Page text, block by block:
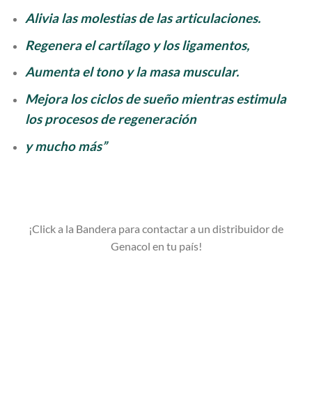
Alivia las molestias de las articulaciones.
Regenera el cartílago y los ligamentos,
Aumenta el tono y la masa muscular.
Mejora los ciclos de sueño mientras estimula
los procesos de regeneración
y mucho más”
¡Click a la Bandera para contactar a un distribuidor de
Genacol en tu país!